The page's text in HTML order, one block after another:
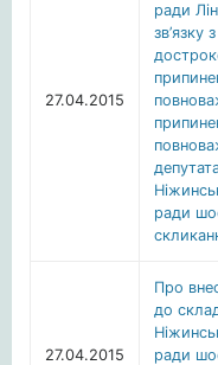
27.04.2015
ради
зв’язку з
ради
27.04.2015
Про
до
ради